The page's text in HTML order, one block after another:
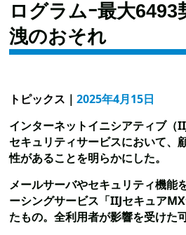
ログラムｰ最大6493
洩のおそれ
トピックス ｜2025年4月15日
インターネットイニシアティブ（
セキュリティサービスにおいて、
性があることを明らかにした。
メールサーバやセキュリティ機能
ーシングサービス「IIJセキュア
たもの。全利用者が影響を受けた